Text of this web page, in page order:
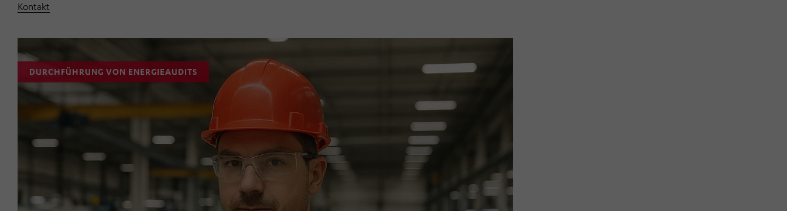
Kontakt
DURCHFÜHRUNG VON ENERGIEAUDITS